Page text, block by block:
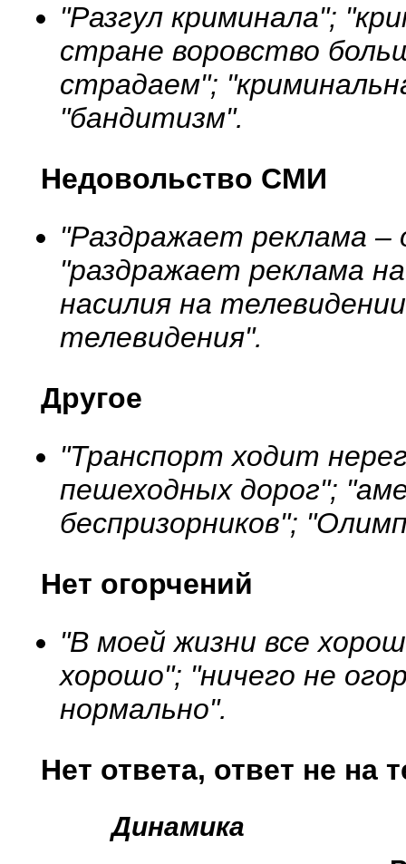
"Разгул криминала";
стране воровство
страдаем";
"бандитизм".
Недовольство СМИ
"Раздражает реклама
"раздражает реклама
насилия на
телевидения".
Другое
"Транспорт ходит
пешеходных дорог";
беспризорников";
Нет огорчений
"В моей жизни все
хорошо"; "ничего не
нормально".
Нет ответа, ответ не на
Динамика